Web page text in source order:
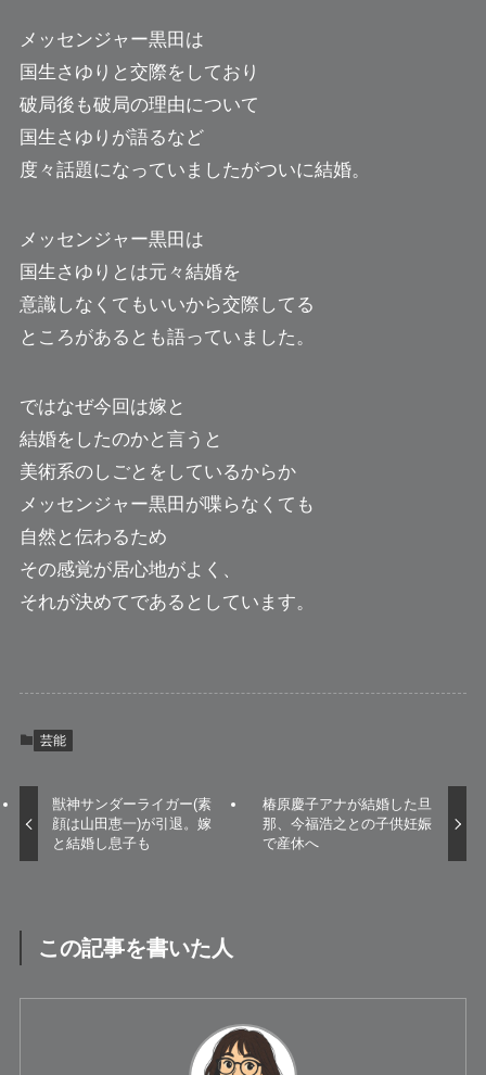
メッセンジャー黒田は
国生さゆりと交際をしており
破局後も破局の理由について
国生さゆりが語るなど
度々話題になっていましたがついに結婚。
メッセンジャー黒田は
国生さゆりとは元々結婚を
意識しなくてもいいから交際してる
ところがあるとも語っていました。
ではなぜ今回は嫁と
結婚をしたのかと言うと
美術系のしごとをしているからか
メッセンジャー黒田が喋らなくても
自然と伝わるため
その感覚が居心地がよく、
それが決めてであるとしています。
芸能
獣神サンダーライガー(素
顔は山田恵一)が引退。嫁
と結婚し息子も
椿原慶子アナが結婚した旦
那、今福浩之との子供妊娠
で産休へ
この記事を書いた人